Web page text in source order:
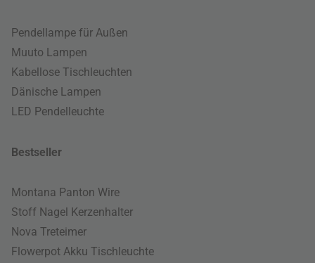
Pendellampe für Außen
Muuto Lampen
Kabellose Tischleuchten
Dänische Lampen
LED Pendelleuchte
Bestseller
Montana Panton Wire
Stoff Nagel Kerzenhalter
Nova Treteimer
Flowerpot Akku Tischleuchte